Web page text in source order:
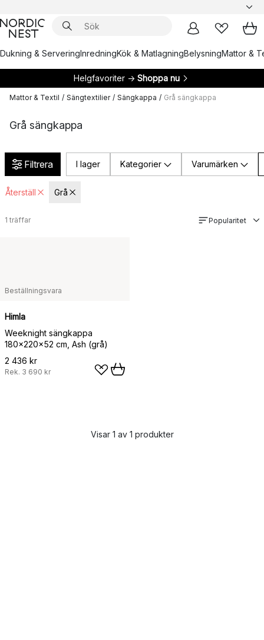
Dukning & ServeringInredningKök & MatlagningBelysningMattor &
Helgfavoriter → Shoppa nu
Mattor & Textil / Sängtextilier / Sängkappa / Grå sängkappa
Grå sängkappa
Filtrera I lager Kategorier Varumärken
Återställ Grå
1 träffar Popularitet
Beställningsvara
Himla
Weeknight sängkappa
180x220x52 cm, Ash (grå)
2 436 kr
Rek. 3 690 kr
Visar 1 av 1 produkter